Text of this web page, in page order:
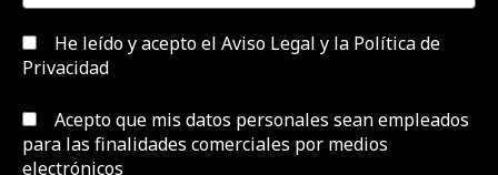
He leído y acepto el Aviso Legal y la Política de
Privacidad
Acepto que mis datos personales sean empleados
para las finalidades comerciales por medios
electrónicos